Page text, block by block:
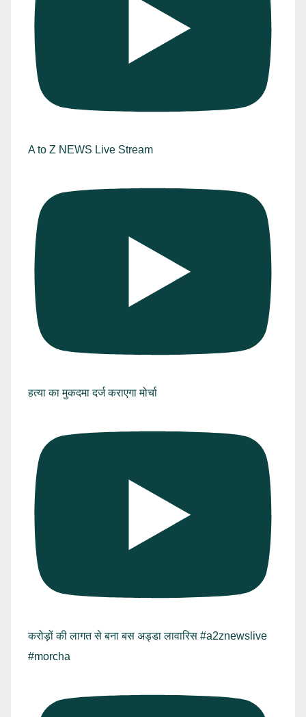
A to Z NEWS Live Stream
हत्या का मुकदमा दर्ज कराएगा मोर्चा
करोड़ों की लागत से बना बस अड्डा लावारिस #a2znewslive
#morcha